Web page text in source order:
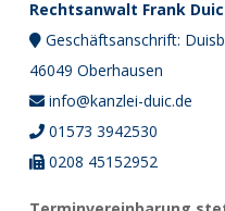
Rechtsanwalt Frank Duic
Geschäftsanschrift:
46049 Oberhausen
info@kanzlei-duic.de
01573 3942530
0208 45152952